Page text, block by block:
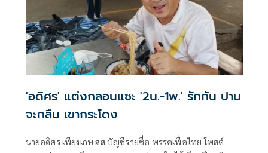
'อดิศร' แต่งกลอนแซะ '2น.-1พ.' รักกัน ปาน
จะกลืน เขากระโดง
นายอดิศร เพียงเกษ สส.บัญชีรายชื่อ พรรคเพื่อไทย โพสต์